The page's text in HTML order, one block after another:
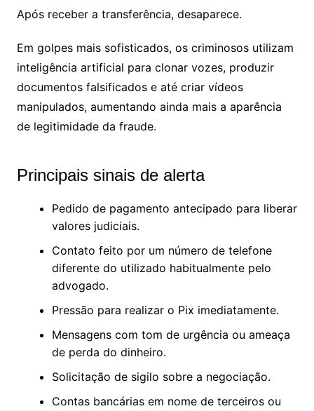
Após receber a transferência, desaparece.
Em golpes mais sofisticados, os criminosos utilizam
inteligência artificial para clonar vozes, produzir
documentos falsificados e até criar vídeos
manipulados, aumentando ainda mais a aparência
de legitimidade da fraude.
Principais sinais de alerta
Pedido de pagamento antecipado para liberar
valores judiciais.
Contato feito por um número de telefone
diferente do utilizado habitualmente pelo
advogado.
Pressão para realizar o Pix imediatamente.
Mensagens com tom de urgência ou ameaça
de perda do dinheiro.
Solicitação de sigilo sobre a negociação.
Contas bancárias em nome de terceiros ou